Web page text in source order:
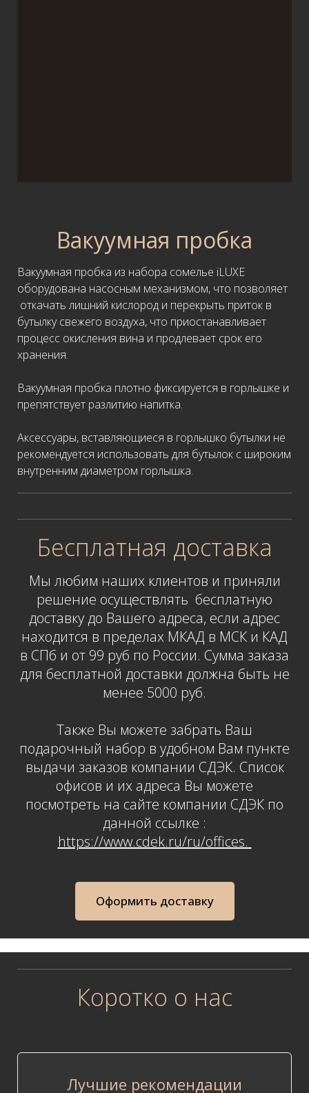
Вакуумная пробка
Вакуумная пробка из набора сомелье iLUXE
оборудована насосным механизмом, что позволяет
откачать лишний кислород и перекрыть приток в
бутылку свежего воздуха, что приостанавливает
процесс окисления вина и продлевает срок его
хранения.
Вакуумная пробка плотно фиксируется в горлышке и
препятствует разлитию напитка.
Аксессуары, вставляющиеся в горлышко бутылки не
рекомендуется использовать для бутылок с широким
внутренним диаметром горлышка.
Бесплатная доставка
Мы любим наших клиентов и приняли
решение осуществлять бесплатную
доставку до Вашего адреса, если адрес
находится в пределах МКАД в МСК и КАД
в СПб и от 99 руб по России. Сумма заказа
для бесплатной доставки должна быть не
менее 5000 руб.
Также Вы можете забрать Ваш
подарочный набор в удобном Вам пункте
выдачи заказов компании СДЭК. Список
офисов и их адреса Вы можете
посмотреть на сайте компании СДЭК по
данной ссылке :
https://www.cdek.ru/ru/offices.
Оформить доставку
Коротко о нас
Лучшие рекомендации